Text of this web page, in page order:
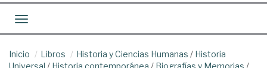
Toggle navigation
Inicio Libros Historia y Ciencias Humanas / Historia
Universal / Historia contemporánea / Biografías y Memorias /